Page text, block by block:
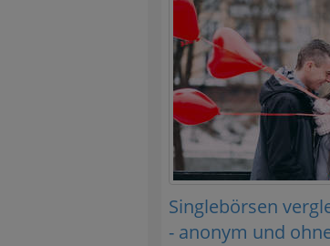
Singlebörsen
- anonym und